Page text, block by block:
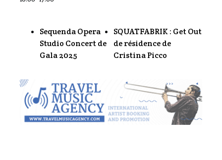
Sequenda Opera
Studio Concert de
Gala 2025
SQUATFABRIK : Get Out
de résidence de
Cristina Picco